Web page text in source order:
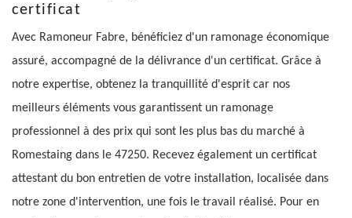
certificat
Avec Ramoneur Fabre, bénéficiez d'un ramonage économique
assuré, accompagné de la délivrance d'un certificat. Grâce à
notre expertise, obtenez la tranquillité d'esprit car nos
meilleurs éléments vous garantissent un ramonage
professionnel à des prix qui sont les plus bas du marché à
Romestaing dans le 47250. Recevez également un certificat
attestant du bon entretien de votre installation, localisée dans
notre zone d'intervention, une fois le travail réalisé. Pour en